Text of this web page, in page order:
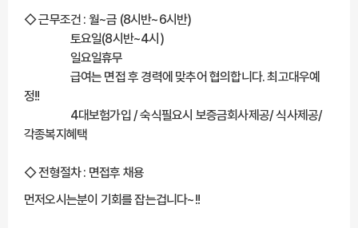
◇ 근무조건 : 월~금 (8시반~6시반)
토요일(8시반~4시)
일요일휴무
급여는 면접 후 경력에 맞추어 협의합니다. 최고대우예
정!!
4대보험가입 / 숙식필요시 보증금회사제공/ 식사제공/
각종복지혜택
◇ 전형절차 : 면접후 채용
먼저오시는분이 기회를 잡는겁니다~!!